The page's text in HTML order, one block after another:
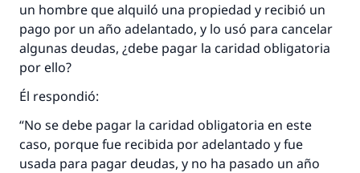
un hombre que alquiló una propiedad y recibió un
pago por un año adelantado, y lo usó para cancelar
algunas deudas, ¿debe pagar la caridad obligatoria
por ello?
Él respondió:
“No se debe pagar la caridad obligatoria en este
caso, porque fue recibida por adelantado y fue
usada para pagar deudas, y no ha pasado un año
La respuesta no. 110845 salvó un
matrimonio.